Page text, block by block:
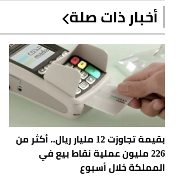
أخبار ذات صلة
بقيمة تجاوزت 12 مليار ريال.. أكثر من
226 مليون عملية نقاط بيع في
المملكة خلال أسبوع